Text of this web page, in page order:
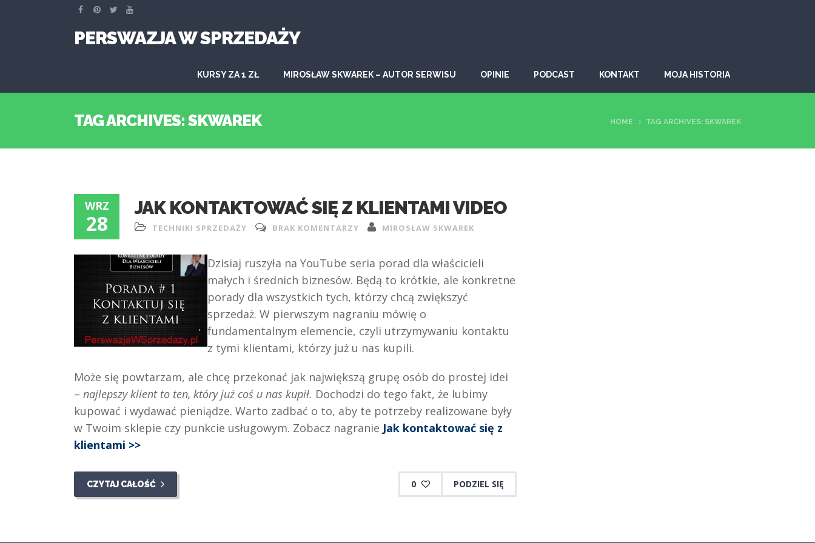
PERSWAZJA W SPRZEDAŻY
KURSY ZA 1 ZŁ MIROSŁAW SKWAREK – AUTOR SERWISU OPINIE PODCAST KONTAKT MOJA HISTORIA
TAG ARCHIVES: SKWAREK HOME TAG ARCHIVES: SKWAREK
WRZ
28
JAK KONTAKTOWAĆ SIĘ Z KLIENTAMI VIDEO
TECHNIKI SPRZEDAŻY BRAK KOMENTARZY MIROSŁAW SKWAREK
Dzisiaj ruszyła na YouTube seria porad dla właścicieli
małych i średnich biznesów. Będą to krótkie, ale konkretne
porady dla wszystkich tych, którzy chcą zwiększyć
sprzedaż. W pierwszym nagraniu mówię o
fundamentalnym elemencie, czyli utrzymywaniu kontaktu
z tymi klientami, którzy już u nas kupili.
Może się powtarzam, ale chcę przekonać jak największą grupę osób do prostej idei
– najlepszy klient to ten, który już coś u nas kupił. Dochodzi do tego fakt, że lubimy
kupować i wydawać pieniądze. Warto zadbać o to, aby te potrzeby realizowane były
w Twoim sklepie czy punkcie usługowym. Zobacz nagranie Jak kontaktować się z
klientami >>
CZYTAJ CAŁOŚĆ 0 PODZIEL SIĘ